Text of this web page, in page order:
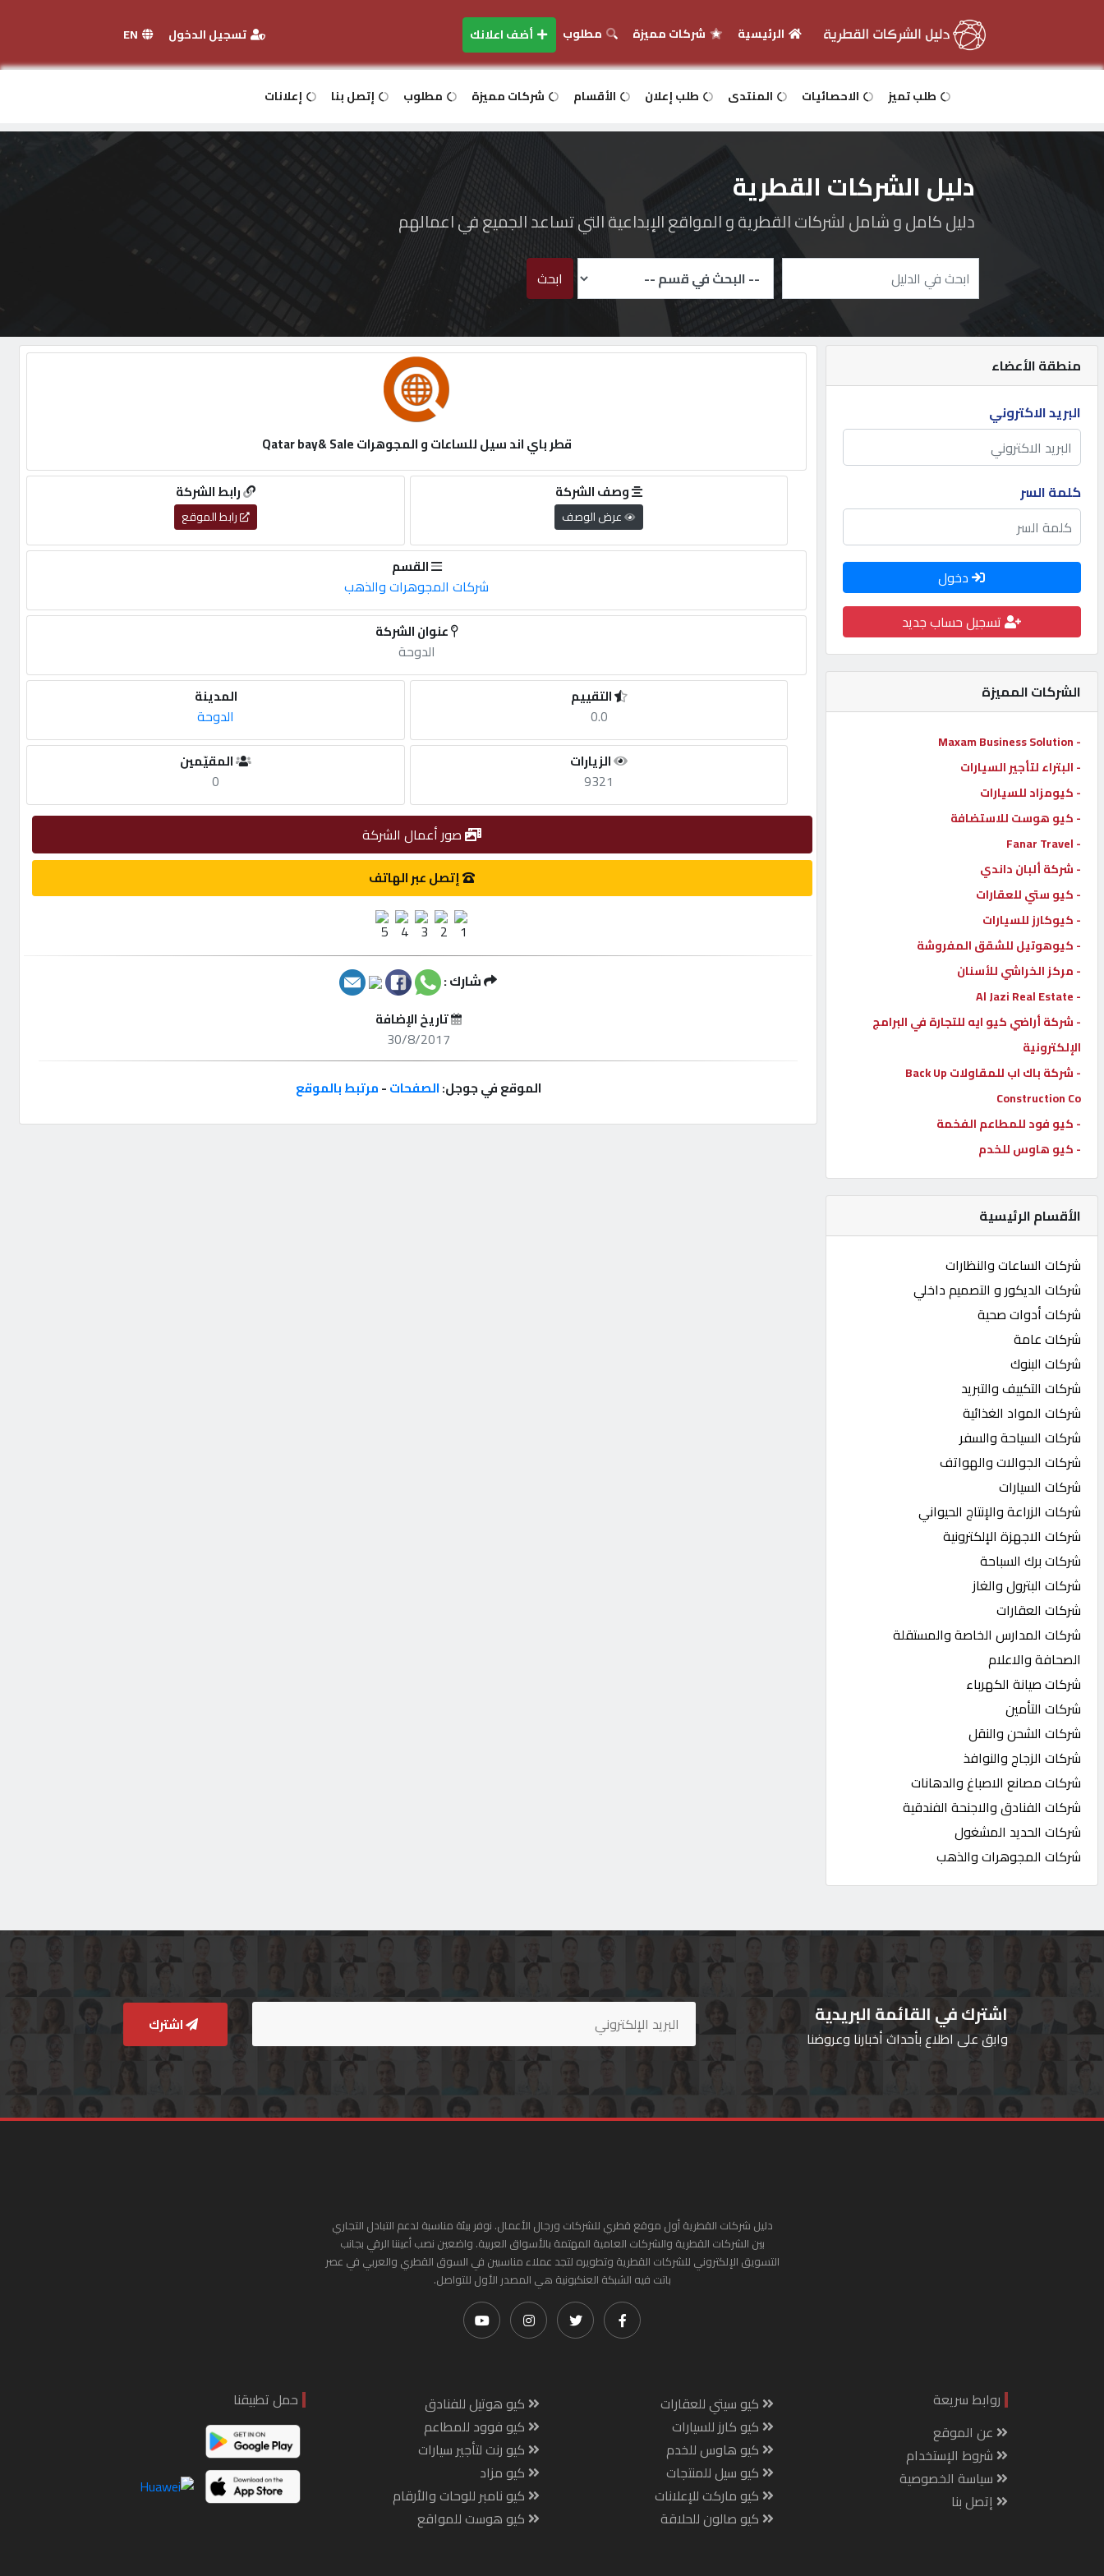
دخول
اعلانك
مطلوب
طلب
الاحصائيات
الأقسام
شركات
مميزة
إبحث
إتصل
بنا
إعلانات
المنتدى
كيو
مزاد
كيو
نمبر
كيو
كارز
كيو
ماركت
الدليل
القطري
POWERED
QHOST
الرئيسية شركات مميزة مطلوب أضف اعلانك تسجيل الدخول
طلب تميز الاحصائيات المنتدى طلب إعلان الأقسام شركات مميزة مطلوب إتصل بنا إعلانات
دليل الشركات القطرية
دليل كامل و شامل لشركات القطرية و المواقع الإبداعية التي تساعد الجميع في اعمالهم
ابحث
منطقة الأعضاء
البريد الاكتروني
كلمة السر
دخول
تسجيل حساب جديد
الشركات المميزة
- Maxam Business Solution
- البتراء لتأجير السيارات
- كيومزاد للسيارات
- كيو هوست للاستضافة
- Fanar Travel
- شركة ألبان داندي
- كيو ستي للعقارات
- كيوكارز للسيارات
- كيوهوتيل للشقق المفروشة
- مركز الخراشي للأسنان
- Al Jazi Real Estate
- شركة أراضي كيو ايه للتجارة في البرامج
الإلكترونية
- شركة باك اب للمقاولات Back Up
Construction Co
- كيو فود للمطاعم الفخمة
- كيو هاوس للخدم
الأقسام الرئيسية
شركات الساعات والنظارات
شركات الديكور و التصميم داخلي
شركات أدوات صحية
شركات عامة
شركات البنوك
شركات التكييف والتبريد
شركات المواد الغذائية
شركات السياحة والسفر
شركات الجوالات والهواتف
شركات السيارات
شركات الزراعة والإنتاج الحيواني
شركات الاجهزة الإلكترونية
شركات برك السباحة
شركات البترول والغاز
شركات العقارات
شركات المدارس الخاصة والمستقلة
الصحافة والاعلام
شركات صيانة الكهرباء
شركات التأمين
شركات الشحن والنقل
شركات الزجاج والنوافذ
شركات مصانع الاصباغ والدهانات
شركات الفنادق والاجنحة الفندقية
شركات الحديد المشغول
شركات المجوهرات والذهب
قطر باي اند سيل للساعات و المجوهرات Qatar bay& Sale
رابط الشركة
رابط الموقع
وصف الشركة
عرض الوصف
القسم
شركات المجوهرات والذهب
عنوان الشركة
الدوحة
المدينة
الدوحة
التقييم
0.0
المقيّمين
0
الزيارات
9321
صور أعمال الشركة
إتصل عبر الهاتف
شارك :
تاريخ الإضافة
30/8/2017
الموقع في جوجل:الصفحات-مرتبط بالموقع
اشترك في القائمة البريدية
وابق على اطلاع بأحداث أخبارنا وعروضنا
اشترك
دليل شركات القطرية أول موقع قطري للشركات ورجال الأعمال. نوفر بيئة مناسبة لدعم التبادل التجاري
بين الشركات القطرية والشركات العامية المهتمة بالأسواق العربية. واضعين نصب أعيننا الرقي بجانب
التسويق الإلكتروني للشركات القطرية وتطويره لتجد عملاء مناسبين في السوق القطري والعربي في عصر
باتت فيه الشبكة العنكبونية هي المصدر الأول للتواصل.
روابط سريعة
عن الموقع
شروط الإستخدام
سياسة الخصوصية
إتصل بنا
كيو سيتي للعقارات
كيو كارز للسيارات
كيو هاوس للخدم
كيو سيل للمنتجات
كيو ماركت للإعلانات
كيو صالون للحلاقة
كيو هوتيل للفنادق
كيو فوود للمطاعم
كيو رنت لتأجير سيارات
كيو مزاد
كيو نامبر للوحات والأرقام
كيو هوست للمواقع
حمل تطبيقنا